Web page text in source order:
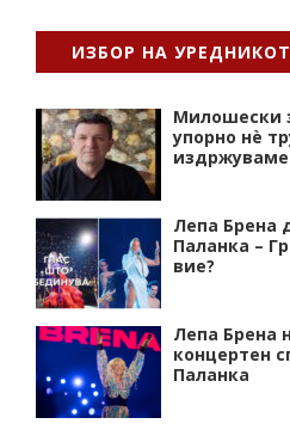
ИЗБОР НА УРЕДНИКОТ
Милошески
упорно нѐ
Лепа Брена
Паланка –
вие?
Лепа Брена
концертен
Паланка